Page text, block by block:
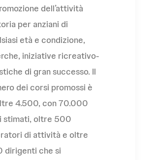
dell’attività
per anziani di
età e condizione,
iniziative ricreativo-
di gran successo. Il
dei corsi promossi è
4.500, con 70.000
stimati, oltre 500
di attività e oltre
dirigenti che si